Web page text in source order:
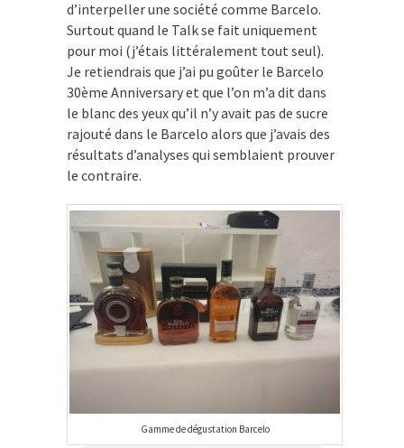
d’interpeller une société comme Barcelo.
Surtout quand le Talk se fait uniquement
pour moi (j’étais littéralement tout seul).
Je retiendrais que j’ai pu goûter le Barcelo
30ème Anniversary et que l’on m’a dit dans
le blanc des yeux qu’il n’y avait pas de sucre
rajouté dans le Barcelo alors que j’avais des
résultats d’analyses qui semblaient prouver
le contraire.
Gamme de dégustation Barcelo